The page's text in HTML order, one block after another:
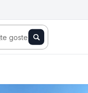
goste